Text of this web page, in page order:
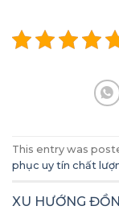
This entry was
phục uy tín chất
XU HƯỚNG